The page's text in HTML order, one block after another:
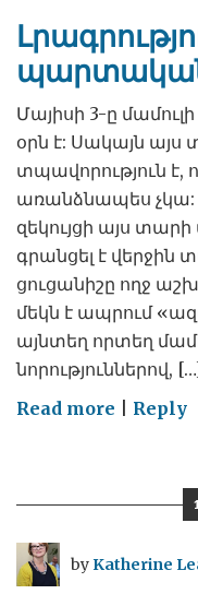
Մայիսի 3-ը
օրն է: Սակայն այս
տպավորություն է,
առանձնապես չկա:
զեկույցի այս
գրանցել է
ցուցանիշը ողջ
մեկն է ապրում
այնտեղ որտեղ
նորություններով,
Read more onReply
byKatherine